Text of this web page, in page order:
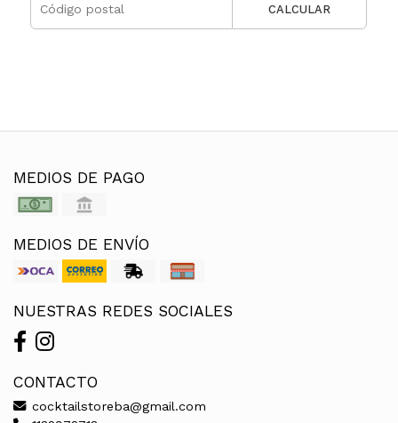
CALCULAR
MEDIOS DE PAGO
MEDIOS DE ENVÍO
NUESTRAS REDES SOCIALES
CONTACTO
cocktailstoreba@gmail.com